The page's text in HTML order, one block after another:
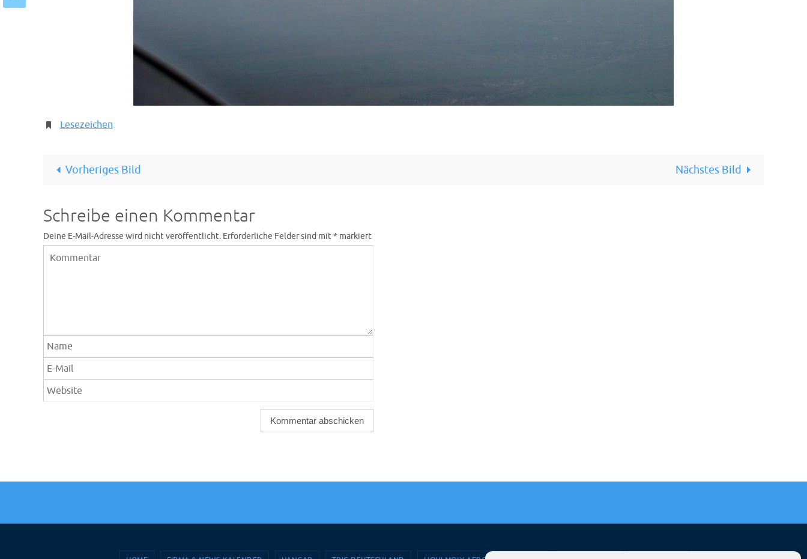
Lesezeichen.
Vorheriges Bild Nächstes Bild
Schreibe einen Kommentar
Deine E-Mail-Adresse wird nicht veröffentlicht. Erforderliche Felder sind mit* markiert